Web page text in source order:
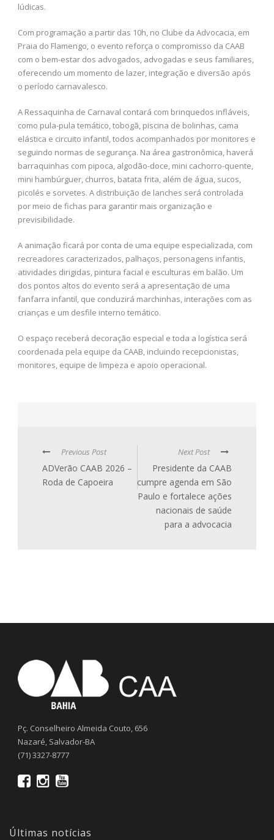
lúdicas.
Com programação a partir das 10h, no Clube da Advocacia, em
Praia do Flamengo, o evento reforça o compromisso da CAAB
com o bem-estar dos advogados, advogadas e seus familiares,
oferecendo um momento de lazer, integração e diversão após
o período carnavalesco.
A Ressaquinha de Carnaval contará com brinquedos infláveis,
como pula-pula temático, tobogã, piscina de bolinhas, cama
elástica e circuito infantil, todos acompanhados por monitores e
seguindo normas de segurança. Na área gastronômica, haverá
barraquinhas com pipoca, algodão-doce, mini cachorro-quente,
mini hambúrguer, churros, batata frita, além de água, sucos,
picolés e sorvetes. A distribuição de lanches será controlada
por meio de fichas para garantir mais organização e
previsibilidade.
A animação ficará por conta de uma equipe especializada, com
recreadores caracterizados, palhaços, personagens infantis,
atividades dirigidas, pintura facial e esculturas em balão. Um
dos pontos altos do evento será a apresentação de uma
fanfarra infantil, que conduzirá marchinhas, interações com as
crianças e um desfile interno temático.
O espaço receberá decoração especial e toda a logística será
coordenada pela equipe da CAAB, incluindo recepcionistas,
monitores, equipe de limpeza e apoio operacional.
Previous Post
ADVerão CAAB 2026 –
Roda de Capoeira
Next Post
Presidente da CAAB
cumpre agenda em São
Paulo e fortalece ações
nacionais de saúde
para a advocacia
Pç. Conselheiro Almeida Couto, 656
Nazaré, Salvador-BA
(71) 3327-8777
Últimas notícias